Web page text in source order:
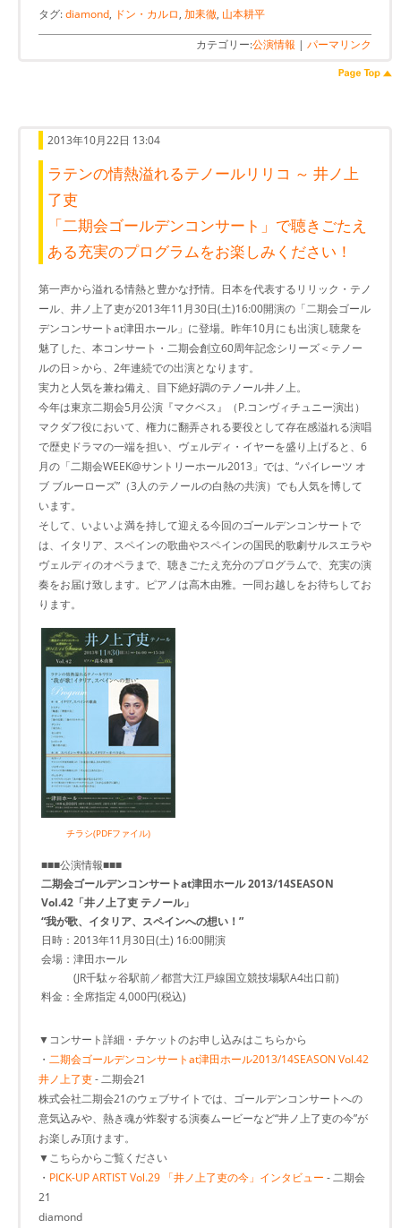
タグ:diamond, ドン・カルロ, 加耒徹, 山本耕平
カテゴリー:公演情報 | パーマリンク
2013年10月22日 13:04
ラテンの情熱溢れるテノールリリコ ～ 井ノ上
了吏
「二期会ゴールデンコンサート」で聴きごたえ
ある充実のプログラムをお楽しみください！
第一声から溢れる情熱と豊かな抒情。日本を代表するリリック・テノ
ール、井ノ上了吏が2013年11月30日(土)16:00開演の「二期会ゴール
デンコンサートat津田ホール」に登場。昨年10月にも出演し聴衆を
魅了した、本コンサート・二期会創立60周年記念シリーズ＜テノー
ルの日＞から、2年連続での出演となります。
実力と人気を兼ね備え、目下絶好調のテノール井ノ上。
今年は東京二期会5月公演『マクベス』（P.コンヴィチュニー演出）
マクダフ役において、権力に翻弄される要役として存在感溢れる演唱
で歴史ドラマの一端を担い、ヴェルディ・イヤーを盛り上げると、6
月の「二期会WEEK@サントリーホール2013」では、“パイレーツ オ
ブ ブルーローズ”（3人のテノールの白熱の共演）でも人気を博して
います。
そして、いよいよ満を持して迎える今回のゴールデンコンサートで
は、イタリア、スペインの歌曲やスペインの国民的歌劇サルスエラや
ヴェルディのオペラまで、聴きごたえ充分のプログラムで、充実の演
奏をお届け致します。ピアノは高木由雅。一同お越しをお待ちしてお
ります。
チラシ(PDFファイル)
■■■公演情報■■■
二期会ゴールデンコンサートat津田ホール 2013/14SEASON
Vol.42「井ノ上了吏 テノール」
“我が歌、イタリア、スペインへの想い！”
日時：2013年11月30日(土) 16:00開演
会場：津田ホール
(JR千駄ヶ谷駅前／都営大江戸線国立競技場駅A4出口前)
料金：全席指定 4,000円(税込)
▼コンサート詳細・チケットのお申し込みはこちらから
・ 二期会ゴールデンコンサートat津田ホール2013/14SEASON Vol.42
井ノ上了吏- 二期会21
株式会社二期会21のウェブサイトでは、ゴールデンコンサートへの
意気込みや、熱き魂が炸裂する演奏ムービーなど“井ノ上了吏の今”が
お楽しみ頂けます。
▼こちらからご覧ください
・ PICK-UP ARTIST Vol.29 「井ノ上了吏の今」インタビュー - 二期会
21
diamond